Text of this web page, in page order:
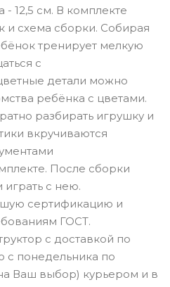
- 12,5 см. В комплекте
и схема сборки. Собирая
тренирует мелкую
с
детали можно
ребёнка с цветами.
разбирать игрушку и
вкручиваются
После сборки
играть с нею.
сертификацию и
ГОСТ.
с доставкой по
понедельника по
Ваш выбор) курьером и в